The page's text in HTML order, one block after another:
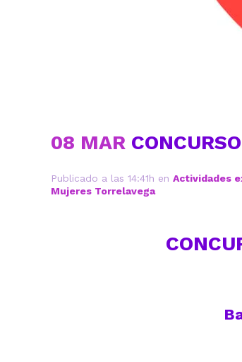
08 MAR
Publicado a las 14:41h en Actividades
Mujeres Torrelavega